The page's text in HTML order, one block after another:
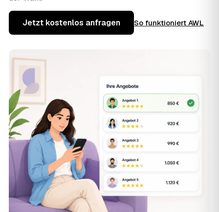
Jetzt kostenlos anfragen So funktioniert AWL